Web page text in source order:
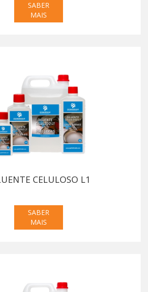
SABER
MAIS
CELULOSO L1
SABER
MAIS